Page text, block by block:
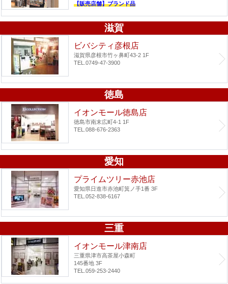
【販売店舗】ブランド品
滋賀
ビバシティ彦根店
滋賀県彦根市竹ヶ鼻町43-2 1F
TEL.0749-47-3900
徳島
イオンモール徳島店
徳島市南末広町4-1 1F
TEL.088-676-2363
愛知
プライムツリー赤池店
愛知県日進市赤池町箕ノ手1番 3F
TEL.052-838-6167
三重
イオンモール津南店
三重県津市高茶屋小森町
145番地 3F
TEL.059-253-2440